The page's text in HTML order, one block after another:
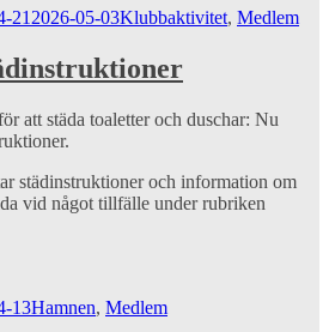
21 2026-05-03Klubbaktivitet, Medlem
att städa toaletter och duschar: Nu
städinstruktioner och information om
vid något tillfälle under rubriken
13Hamnen, Medlem